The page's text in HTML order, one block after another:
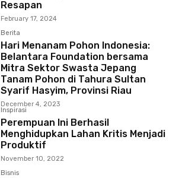
Resapan
February 17, 2024
Berita
Hari Menanam Pohon Indonesia:
Belantara Foundation bersama
Mitra Sektor Swasta Jepang
Tanam Pohon di Tahura Sultan
Syarif Hasyim, Provinsi Riau
December 4, 2023
Inspirasi
Perempuan Ini Berhasil
Menghidupkan Lahan Kritis Menjadi
Produktif
November 10, 2022
Bisnis